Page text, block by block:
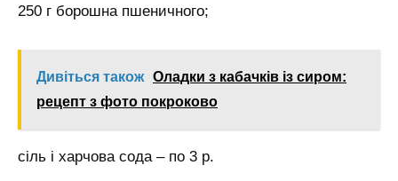
250 г борошна пшеничного;
Дивіться також Оладки з кабачків із сиром:
рецепт з фото покроково
сіль і харчова сода – по 3 р.